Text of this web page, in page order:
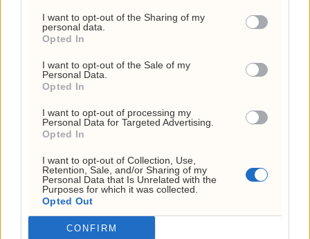
I want to opt-out of the Sharing of my
personal data.
Opted In
I want to opt-out of the Sale of my
Personal Data.
Opted In
I want to opt-out of processing my
Personal Data for Targeted Advertising.
Opted In
I want to opt-out of Collection, Use,
Retention, Sale, and/or Sharing of my
Personal Data that Is Unrelated with the
Purposes for which it was collected.
Opted Out
CONFIRM
kan skade hele bransjens omdømme.
effekt, men kanskje ikke i like stor grad som
å omgå restriksjoner på, sier han.
For den russiske økonomien er olje- og
gassinntektene svært viktige. India er et av
landene som fortsatt har importert råolje fra
Russland etter invasjonen av Ukraina i 2022,